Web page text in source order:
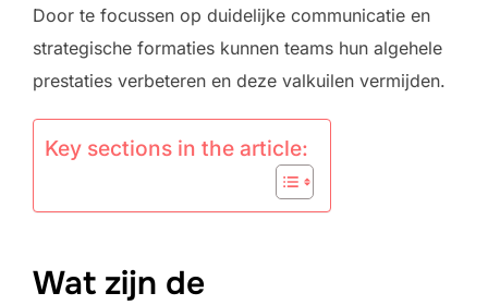
Door te focussen op duidelijke communicatie en
strategische formaties kunnen teams hun algehele
prestaties verbeteren en deze valkuilen vermijden.
Key sections in the article:
Wat zijn de